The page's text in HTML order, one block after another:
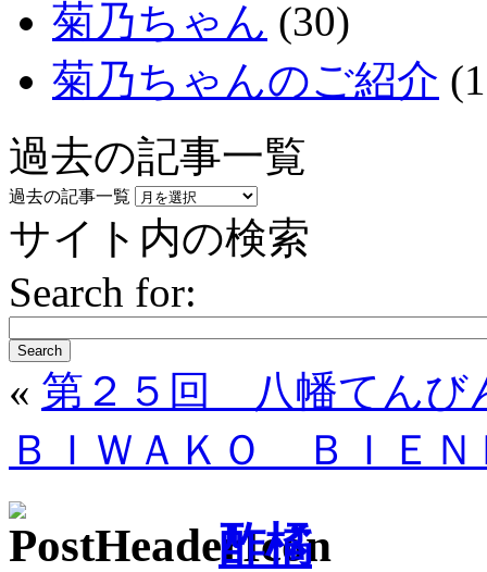
菊乃ちゃん (30)
菊乃ちゃんのご紹介
過去の記事一覧
過去の記事一覧
サイト内の検索
Search for:
Search
« 第２５回 八幡てんび
ＢＩＷＡＫＯ ＢＩＥ
酢橘